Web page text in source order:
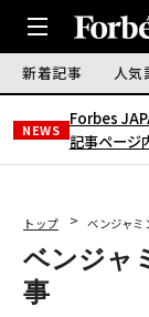
新着記事 人気
NEWS
Forbes
記事ページ
トップ ベンジャミ
ベンジャ
事